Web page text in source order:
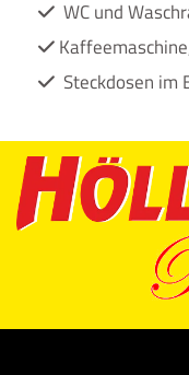
 WC und

 Steckdosen im